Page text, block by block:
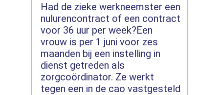
Had de zieke werkneemster een
nulurencontract of een contract
voor 36 uur per week?Een
vrouw is per 1 juni voor zes
maanden bij een instelling in
dienst getreden als
zorgcoördinator. Ze werkt
tegen een in de cao vastgesteld